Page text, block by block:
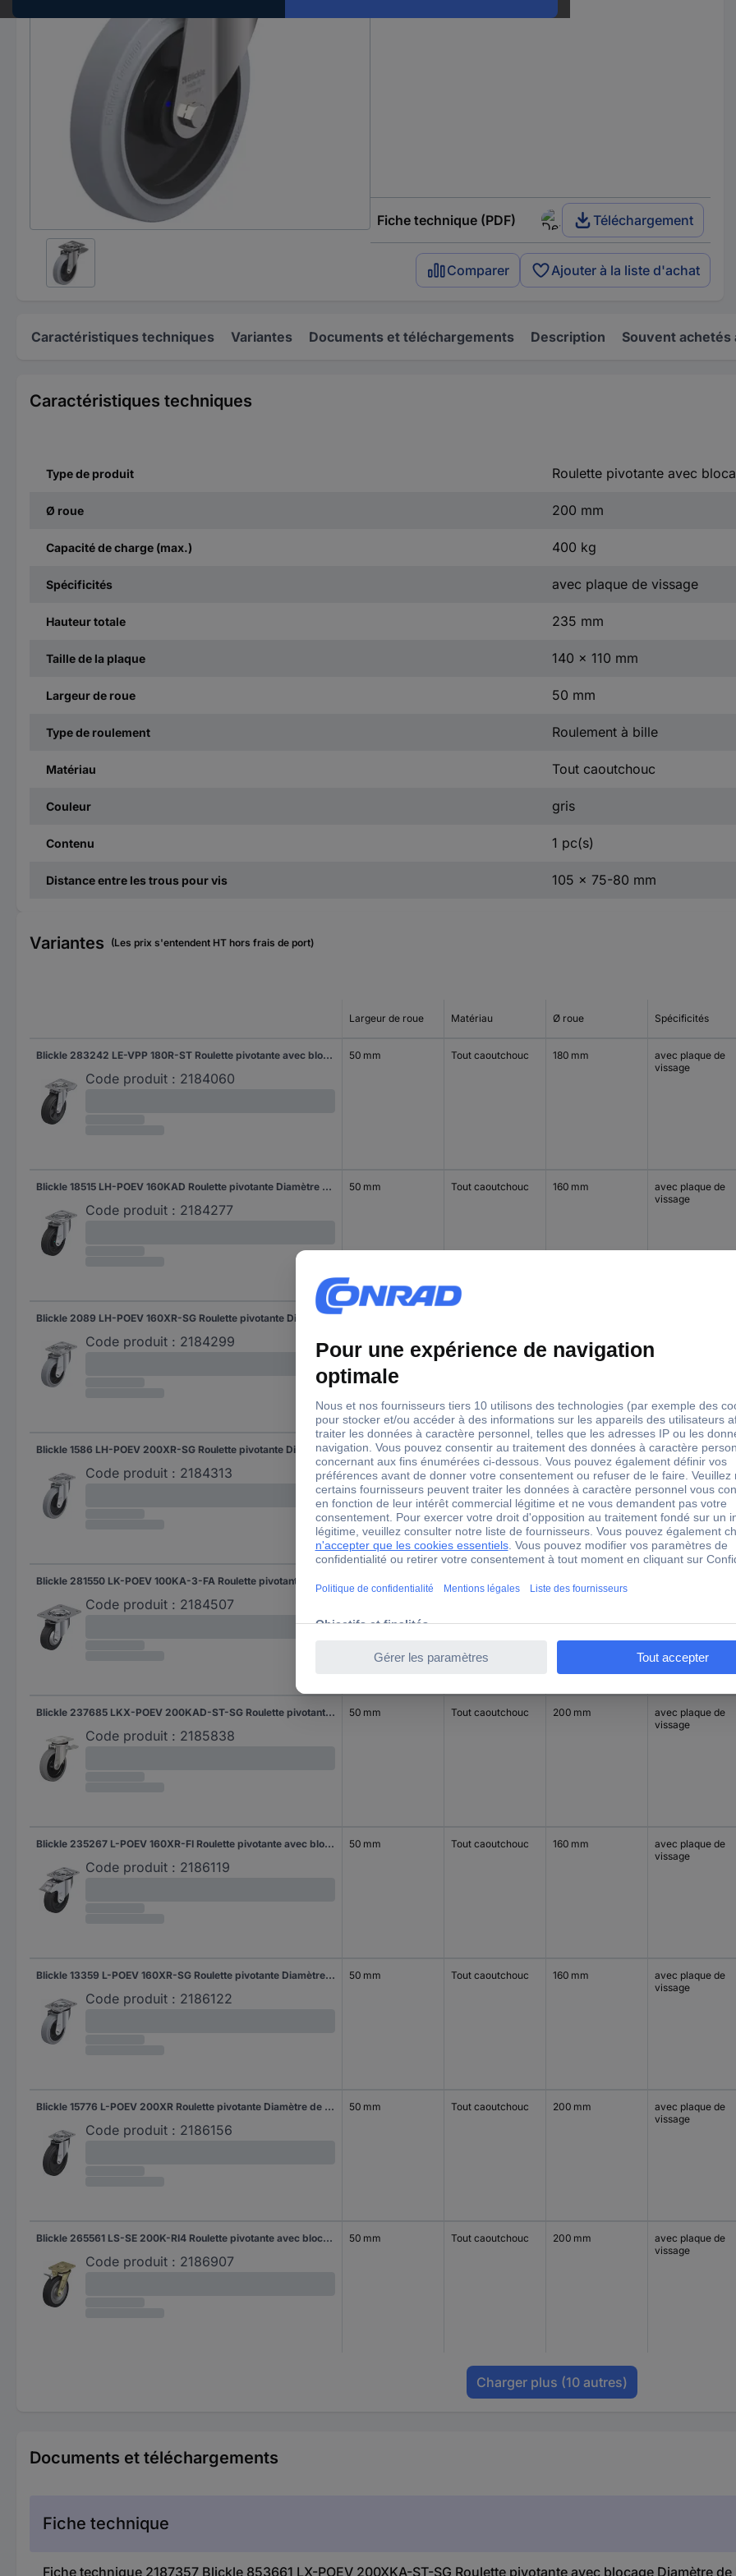
Fiche technique (PDF) Téléchargement
Comparer Ajouter à la liste d'achat
Caractéristiques techniques Variantes Documents et téléchargements Description Souvent achetés
Caractéristiques techniques
Type de produit Roulette pivotante avec
Ø roue 200 mm
Capacité de charge (max.) 400 kg
Spécificités avec plaque de vissage
Hauteur totale 235 mm
Taille de la plaque 140 x 110 mm
Largeur de roue 50 mm
Type de roulement Roulement à bille
Matériau Tout caoutchouc
Couleur gris
Contenu 1 pc(s)
Distance entre les trous pour vis 105 x 75-80 mm
Variantes (Les prix s'entendent HT hors frais de port)
Largeur de roue Matériau Ø roue Spécificités
Blickle 283242 LE-VPP 180R-ST Roulette pivotante avec blocage Diamètre de la roue: 180 mm Capacité de charge (max.): 170 kg 1 pc(s)
Code produit : 2184060
50 mm Tout caoutchouc 180 mm
avec plaque de
vissage
Blickle 18515 LH-POEV 160KAD Roulette pivotante Diamètre de la roue: 160 mm Capacité de charge (max.): 400 kg 1 pc(s)
Code produit : 2184277
50 mm Tout caoutchouc 160 mm
avec plaque de
vissage
Blickle 2089 LH-POEV 160XR-SG Roulette pivotante Diamètre de la roue: 160 mm Capacité de charge (max.): 400 kg 1 pc(s)
Code produit : 2184299
Blickle 1586 LH-POEV 200XR-SG Roulette pivotante Diamètre de la roue: 200 mm Capacité de charge (max.): 500 kg 1 pc(s)
Code produit : 2184313
50 mm Tout caoutchouc 200 mm
avec plaque de
vissage
Code produit : 2184507
Blickle 237685 LKX-POEV 200KAD-ST-SG Roulette pivotante avec blocage Diamètre de la roue: 200 mm Capacité de charge (max.): 500 kg 1 pc(s)
Code produit : 2185838
50 mm Tout caoutchouc 200 mm
avec plaque de
vissage
Blickle 235267 L-POEV 160XR-FI Roulette pivotante avec blocage Diamètre de la roue: 160 mm Capacité de charge (max.): 400 kg 1 pc(s)
Code produit : 2186119
50 mm Tout caoutchouc 160 mm
avec plaque de
vissage
Blickle 13359 L-POEV 160XR-SG Roulette pivotante Diamètre de la roue: 160 mm Capacité de charge (max.): 400 kg 1 pc(s)
Code produit : 2186122
50 mm Tout caoutchouc 160 mm
avec plaque de
vissage
Blickle 15776 L-POEV 200XR Roulette pivotante Diamètre de la roue: 200 mm Capacité de charge (max.): 400 kg 1 pc(s)
Code produit : 2186156
50 mm Tout caoutchouc 200 mm
avec plaque de
vissage
Blickle 265561 LS-SE 200K-RI4 Roulette pivotante avec blocage Diamètre de la roue: 200 mm Capacité de charge (max.): 600 kg 1 pc(s)
Code produit : 2186907
50 mm Tout caoutchouc 200 mm
avec plaque de
vissage
Charger plus (10 autres)
Documents et téléchargements
Fiche technique
Fiche technique 2187357 Blickle 853661 LX-POEV 200XKA-ST-SG Roulette pivotante avec blocage Diamètre